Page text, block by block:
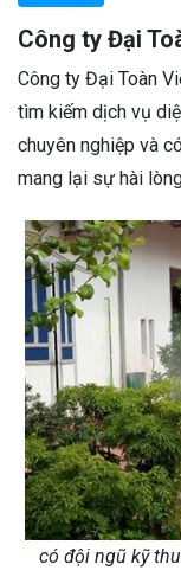
Công ty Đại
Công ty Đại Toàn
tìm kiếm dịch vụ
chuyên nghiệp và
mang lại sự hài
có đội ngũ kỹ